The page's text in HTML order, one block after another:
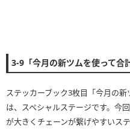
3-9「今月の新ツムを使って合
ステッカーブック3枚目「今月の新
は、スペシャルステージです。今
が大きくチェーンが繋げやすいステ